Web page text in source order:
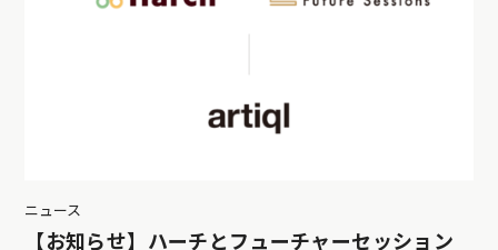
ニュース
【お知らせ】ハーチとフューチャーセッション